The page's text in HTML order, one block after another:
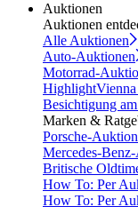
Auktionen
Auktionen
Alle Auktionen
Auto-Auktionen
Motorrad-
Highlight
Besichtigung
Marken &
Porsche-
Mercedes-
Britische
How To: Per
How To: Per